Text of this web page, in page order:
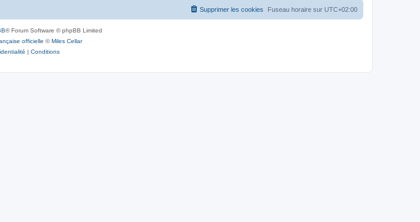
Fuseau horaire sur UTC+02:00
Supprimer les cookies
® Forum Software © phpBB Limited
officielle ©Miles Cellar
| Conditions